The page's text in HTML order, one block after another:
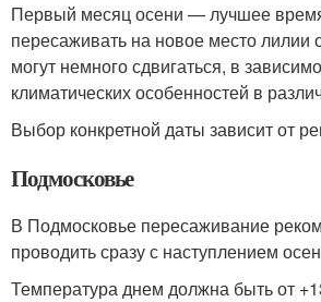
Первый месяц осени — лучшее
пересаживать на новое место лилии
могут немного сдвигаться, в
климатических особенностей в
Выбор конкретной даты зависит от
Подмосковье
В Подмосковье пересаживание
проводить сразу с наступлением
Температура днем должна быть от